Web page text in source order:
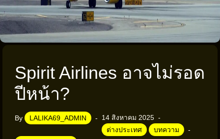
Spirit Airlines อาจไม่รอด
ปีหน้า?
By LALIKA69_ADMIN
14 สิงหาคม 2025
ต่างประเทศ
บทความ